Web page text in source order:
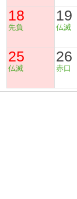
18
先負
19
仏滅
25
仏滅
26
赤口